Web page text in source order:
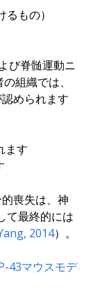
もの）
び脊髄運動ニ
組織では、
められます
ます
喪失は、神
て最終的には
2014）。
43マウスモデ